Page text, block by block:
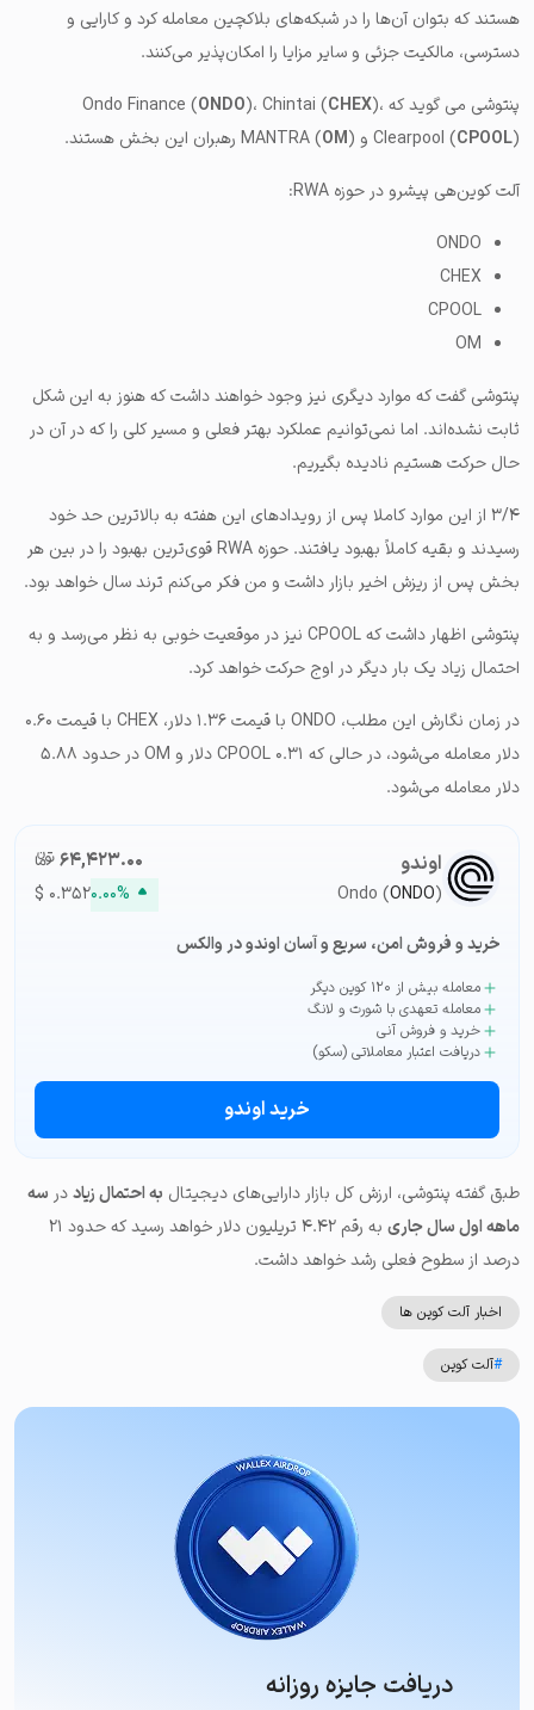
هستند که بتوان آن‌ها را در شبکه‌های بلاکچین معامله کرد و کارایی و
دسترسی، مالکیت جزئی و سایر مزایا را امکان‌پذیر می‌کنند.
پنتوشی می گوید که Ondo Finance ( ONDO)، Chintai (CHEX)،
Clearpool (CPOOL) و MANTRA ( OM) رهبران این بخش هستند.
آلت کوین‌هی پیشرو در حوزه RWA:
ONDO
CHEX
CPOOL
OM
پنتوشی گفت که موارد دیگری نیز وجود خواهند داشت که هنوز به این شکل
ثابت نشده‌اند. اما نمی‌توانیم عملکرد بهتر فعلی و مسیر کلی را که در آن در
حال حرکت هستیم نادیده بگیریم.
۳/۴ از این موارد کاملا پس از رویدادهای این هفته به بالاترین حد خود
رسیدند و بقیه کاملاً بهبود یافتند. حوزه RWA قوی‌ترین بهبود را در بین هر
بخش پس از ریزش اخیر بازار داشت و من فکر می‌کنم ترند سال خواهد بود.
پنتوشی اظهار داشت که CPOOL نیز در موقعیت خوبی به نظر می‌رسد و به
احتمال زیاد یک بار دیگر در اوج حرکت خواهد کرد.
در زمان نگارش این مطلب، ONDO با قیمت ۱.۳۶ دلار، CHEX با قیمت ۰.۶۰
دلار معامله می‌شود، در حالی که CPOOL ۰.۳۱ دلار و OM در حدود ۵.۸۸
دلار معامله می‌شود.
اوندو
Ondo (ONDO)
۶۴,۴۲۳.۰۰تومان-ء
$ ۰.۳۵۲۰.۰۰%
خرید و فروش امن، سریع و آسان اوندو در والکس
معامله بیش از ۱۲۰ کوین دیگر
معامله تعهدی با شورت و لانگ
خرید و فروش آنی
دریافت اعتبار معاملاتی (سکو)
خرید اوندو
طبق گفته پنتوشی، ارزش کل بازار دارایی‌های دیجیتال به احتمال زیاددر سه
ماهه اول سال جاری
به رقم ۴.۴۲ تریلیون دلار خواهد رسید که حدود ۲۱
درصد از سطوح فعلی رشد خواهد داشت.
اخبار آلت کوین ها
#آلت کوین
دریافت جایزه روزانه